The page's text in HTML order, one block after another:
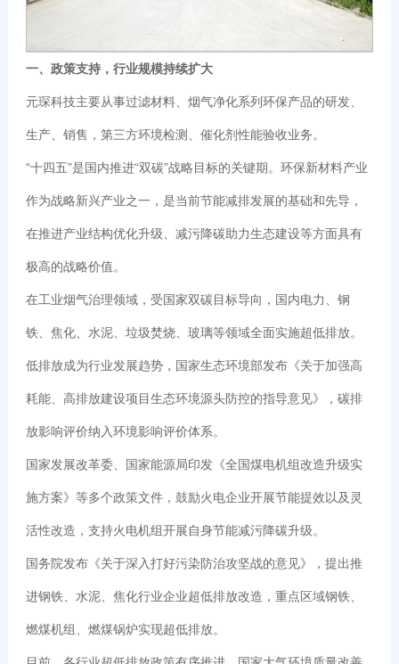
一、政策支持，行业规模持续扩大
元琛科技主要从事过滤材料、烟气净化系列环保产品的研发、
生产、销售，第三方环境检测、催化剂性能验收业务。
“十四五”是国内推进“双碳”战略目标的关键期。环保新材料产业
作为战略新兴产业之一，是当前节能减排发展的基础和先导，
在推进产业结构优化升级、减污降碳助力生态建设等方面具有
极高的战略价值。
在工业烟气治理领域，受国家双碳目标导向，国内电力、钢
铁、焦化、水泥、垃圾焚烧、玻璃等领域全面实施超低排放。
低排放成为行业发展趋势，国家生态环境部发布《关于加强高
耗能、高排放建设项目生态环境源头防控的指导意见》，碳排
放影响评价纳入环境影响评价体系。
国家发展改革委、国家能源局印发《全国煤电机组改造升级实
施方案》等多个政策文件，鼓励火电企业开展节能提效以及灵
活性改造，支持火电机组开展自身节能减污降碳升级。
国务院发布《关于深入打好污染防治攻坚战的意见》，提出推
进钢铁、水泥、焦化行业企业超低排放改造，重点区域钢铁、
燃煤机组、燃煤锅炉实现超低排放。